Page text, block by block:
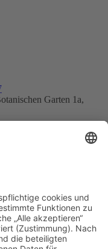
Garten 1a,
50931 Köln